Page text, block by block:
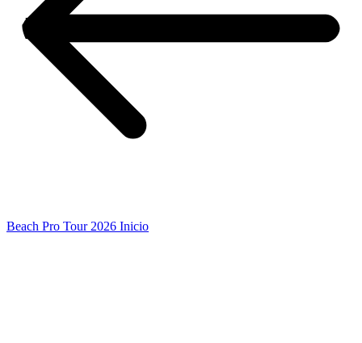
Beach Pro Tour 2026 Inicio